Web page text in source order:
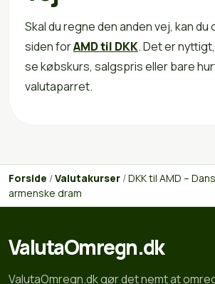
Skal du regne den anden vej, kan du
siden forAMD til DKK. Det er
se købskurs, salgspris eller bare
valutaparret.
Forside /Valutakurser /DKK til AMD –
armenske dram
ValutaOmregn.dk
ValutaOmregn.dk gør det nemt at